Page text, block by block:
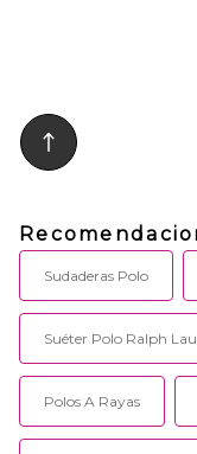
Sudaderas Polo
Suéter Polo Ralph
Polos A Rayas